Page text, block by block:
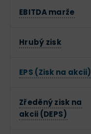
EBITDA marže
Hrubý zisk
EPS (Zisk na akcii)
Zředěný zisk na
akcii (DEPS)